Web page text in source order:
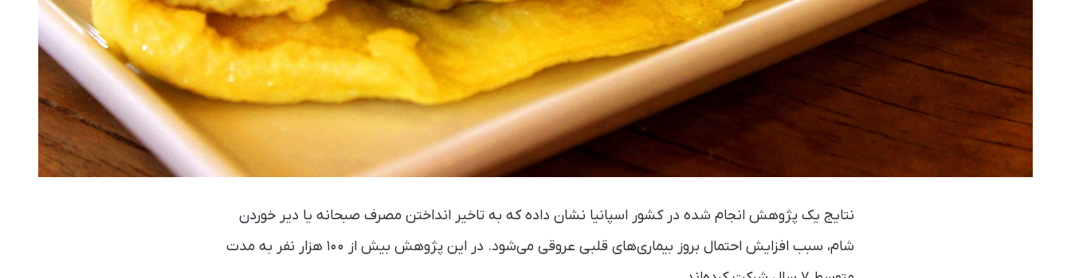
نتایج یک پژوهش انجام شده در کشور اسپانیا نشان داده که به تاخیر انداختن مصرف صبحانه یا دیر خوردن
شام، سبب افزایش احتمال بروز بیماری‌های قلبی عروقی می‌شود. در این پژوهش بیش از ۱۰۰ هزار نفر به مدت